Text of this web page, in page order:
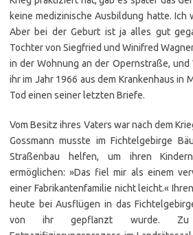
keine medizinische Ausbildung hatte. Ich
Aber bei der Geburt ist ja alles gut
Tochter von Siegfried und Winifred
in der Wohnung an der Opernstraße, und
ihr im Jahr 1966 aus dem Krankenhaus in
Tod einen seiner letzten Briefe.
Vom Besitz ihres Vaters war nach dem
Gossmann musste im Fichtelgebirge
Straßenbau helfen, um ihren
ermöglichen: »Das fiel mir als einem
einer Fabrikantenfamilie nicht leicht.«
heute bei Ausflügen in das
von ihr gepflanzt wurde. Zu